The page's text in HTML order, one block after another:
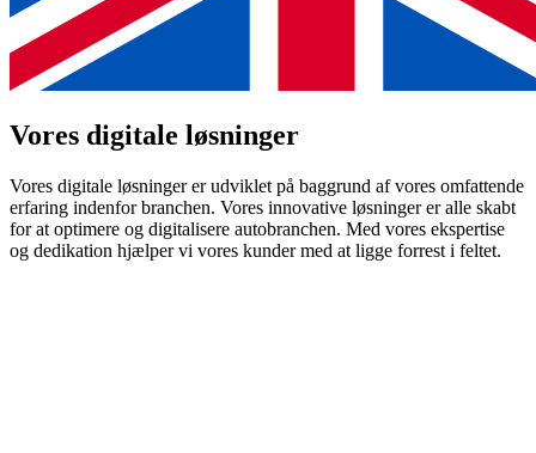
Vores digitale løsninger
Vores digitale løsninger er udviklet på baggrund af vores omfattende
erfaring indenfor branchen. Vores innovative løsninger er alle skabt
for at optimere og digitalisere autobranchen. Med vores ekspertise
og dedikation hjælper vi vores kunder med at ligge forrest i feltet.